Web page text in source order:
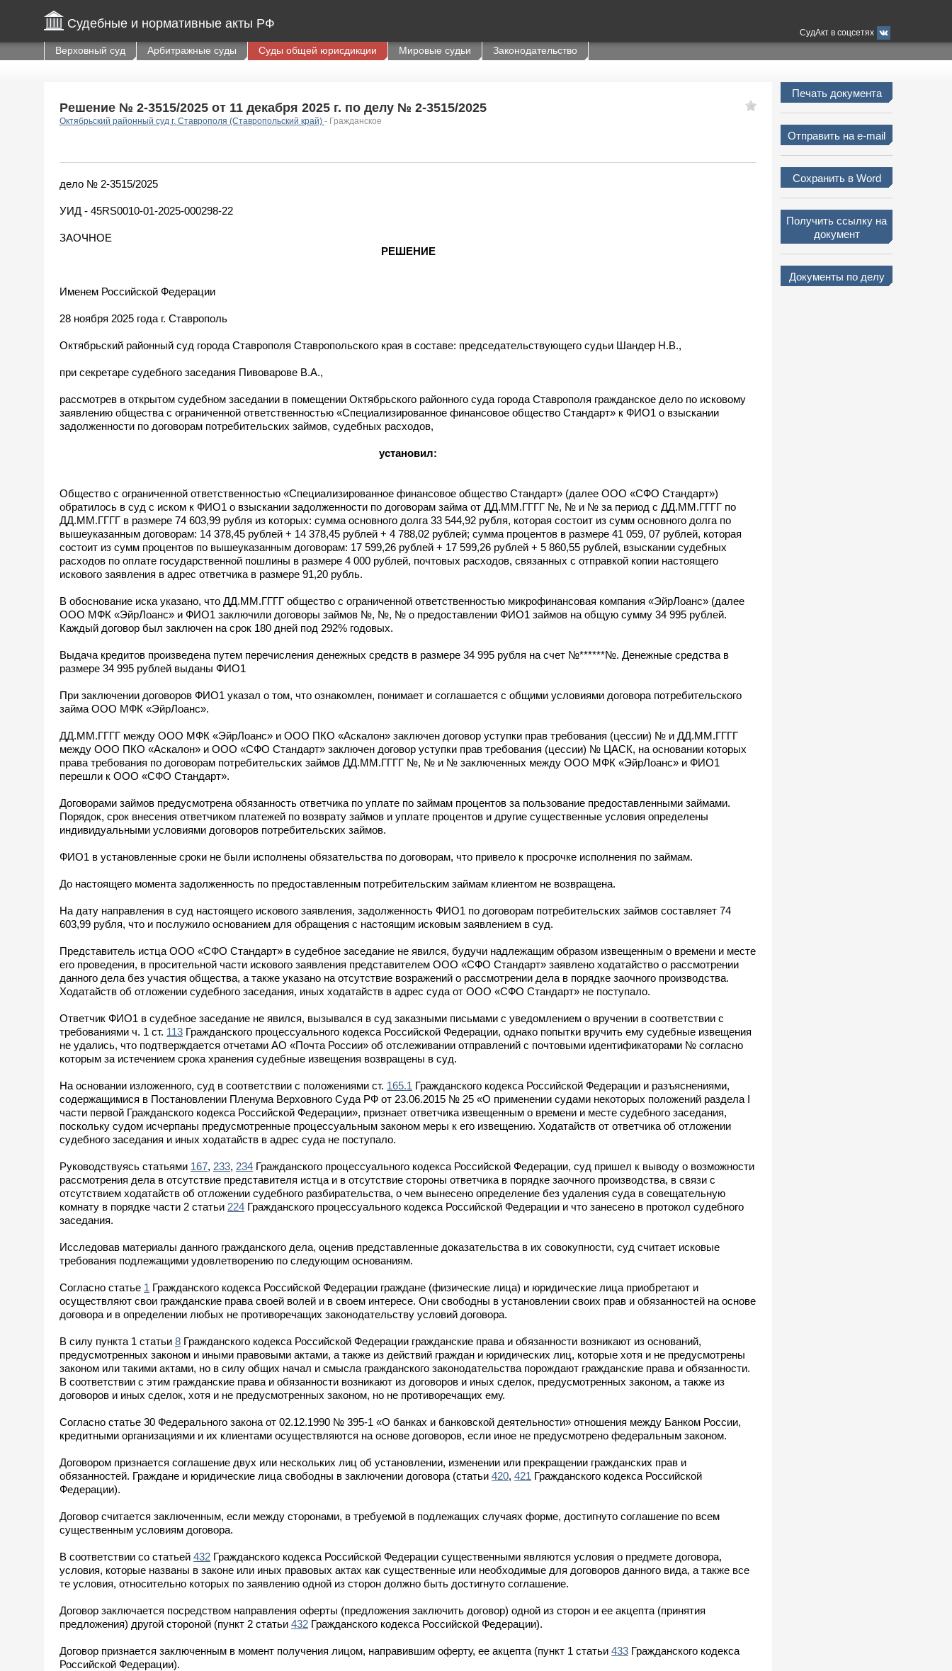
Судебные и нормативные акты РФ
СудАкт в соцсетях
Верховный суд Арбитражные суды Суды общей юрисдикции Мировые судьи Законодательство
Решение № 2-3515/2025 от 11 декабря 2025 г. по делу № 2-3515/2025
Октябрьский районный суд г. Ставрополя (Ставропольский край) - Гражданское
дело № 2-3515/2025
УИД - 45RS0010-01-2025-000298-22
ЗАОЧНОЕ
РЕШЕНИЕ
Именем Российской Федерации
28 ноября 2025 года г. Ставрополь
Октябрьский районный суд города Ставрополя Ставропольского края в составе: председательствующего судьи Шандер Н.В.,
при секретаре судебного заседания Пивоварове В.А.,
рассмотрев в открытом судебном заседании в помещении Октябрьского районного суда города Ставрополя гражданское дело по исковому
заявлению общества с ограниченной ответственностью «Специализированное финансовое общество Стандарт» к ФИО1 о взыскании
задолженности по договорам потребительских займов, судебных расходов,
установил:
Общество с ограниченной ответственностью «Специализированное финансовое общество Стандарт» (далее ООО «СФО Стандарт»)
обратилось в суд с иском к ФИО1 о взыскании задолженности по договорам займа от ДД.ММ.ГГГГ №, № и № за период с ДД.ММ.ГГГГ по
ДД.ММ.ГГГГ в размере 74 603,99 рубля из которых: сумма основного долга 33 544,92 рубля, которая состоит из сумм основного долга по
вышеуказанным договорам: 14 378,45 рублей + 14 378,45 рублей + 4 788,02 рублей; сумма процентов в размере 41 059, 07 рублей, которая
состоит из сумм процентов по вышеуказанным договорам: 17 599,26 рублей + 17 599,26 рублей + 5 860,55 рублей, взыскании судебных
расходов по оплате государственной пошлины в размере 4 000 рублей, почтовых расходов, связанных с отправкой копии настоящего
искового заявления в адрес ответчика в размере 91,20 рубль.
В обоснование иска указано, что ДД.ММ.ГГГГ общество с ограниченной ответственностью микрофинансовая компания «ЭйрЛоанс» (далее
ООО МФК «ЭйрЛоанс» и ФИО1 заключили договоры займов №, №, № о предоставлении ФИО1 займов на общую сумму 34 995 рублей.
Каждый договор был заключен на срок 180 дней под 292% годовых.
Выдача кредитов произведена путем перечисления денежных средств в размере 34 995 рубля на счет №******№. Денежные средства в
размере 34 995 рублей выданы ФИО1
При заключении договоров ФИО1 указал о том, что ознакомлен, понимает и соглашается с общими условиями договора потребительского
займа ООО МФК «ЭйрЛоанс».
ДД.ММ.ГГГГ между ООО МФК «ЭйрЛоанс» и ООО ПКО «Аскалон» заключен договор уступки прав требования (цессии) № и ДД.ММ.ГГГГ
между ООО ПКО «Аскалон» и ООО «СФО Стандарт» заключен договор уступки прав требования (цессии) № ЦАСК, на основании которых
права требования по договорам потребительских займов ДД.ММ.ГГГГ №, № и № заключенных между ООО МФК «ЭйрЛоанс» и ФИО1
перешли к ООО «СФО Стандарт».
Договорами займов предусмотрена обязанность ответчика по уплате по займам процентов за пользование предоставленными займами.
Порядок, срок внесения ответчиком платежей по возврату займов и уплате процентов и другие существенные условия определены
индивидуальными условиями договоров потребительских займов.
ФИО1 в установленные сроки не были исполнены обязательства по договорам, что привело к просрочке исполнения по займам.
До настоящего момента задолженность по предоставленным потребительским займам клиентом не возвращена.
На дату направления в суд настоящего искового заявления, задолженность ФИО1 по договорам потребительских займов составляет 74
603,99 рубля, что и послужило основанием для обращения с настоящим исковым заявлением в суд.
Представитель истца ООО «СФО Стандарт» в судебное заседание не явился, будучи надлежащим образом извещенным о времени и месте
его проведения, в просительной части искового заявления представителем ООО «СФО Стандарт» заявлено ходатайство о рассмотрении
данного дела без участия общества, а также указано на отсутствие возражений о рассмотрении дела в порядке заочного производства.
Ходатайств об отложении судебного заседания, иных ходатайств в адрес суда от ООО «СФО Стандарт» не поступало.
Ответчик ФИО1 в судебное заседание не явился, вызывался в суд заказными письмами с уведомлением о вручении в соответствии с
требованиями ч. 1 ст. 113 Гражданского процессуального кодекса Российской Федерации, однако попытки вручить ему судебные извещения
не удались, что подтверждается отчетами АО «Почта России» об отслеживании отправлений с почтовыми идентификаторами № согласно
которым за истечением срока хранения судебные извещения возвращены в суд.
На основании изложенного, суд в соответствии с положениями ст. 165.1 Гражданского кодекса Российской Федерации и разъяснениями,
содержащимися в Постановлении Пленума Верховного Суда РФ от 23.06.2015 № 25 «О применении судами некоторых положений раздела I
части первой Гражданского кодекса Российской Федерации», признает ответчика извещенным о времени и месте судебного заседания,
поскольку судом исчерпаны предусмотренные процессуальным законом меры к его извещению. Ходатайств от ответчика об отложении
судебного заседания и иных ходатайств в адрес суда не поступало.
Руководствуясь статьями 167, 233, 234 Гражданского процессуального кодекса Российской Федерации, суд пришел к выводу о возможности
рассмотрения дела в отсутствие представителя истца и в отсутствие стороны ответчика в порядке заочного производства, в связи с
отсутствием ходатайств об отложении судебного разбирательства, о чем вынесено определение без удаления суда в совещательную
комнату в порядке части 2 статьи 224 Гражданского процессуального кодекса Российской Федерации и что занесено в протокол судебного
заседания.
Исследовав материалы данного гражданского дела, оценив представленные доказательства в их совокупности, суд считает исковые
требования подлежащими удовлетворению по следующим основаниям.
Согласно статье 1 Гражданского кодекса Российской Федерации граждане (физические лица) и юридические лица приобретают и
осуществляют свои гражданские права своей волей и в своем интересе. Они свободны в установлении своих прав и обязанностей на основе
договора и в определении любых не противоречащих законодательству условий договора.
В силу пункта 1 статьи 8 Гражданского кодекса Российской Федерации гражданские права и обязанности возникают из оснований,
предусмотренных законом и иными правовыми актами, а также из действий граждан и юридических лиц, которые хотя и не предусмотрены
законом или такими актами, но в силу общих начал и смысла гражданского законодательства порождают гражданские права и обязанности.
В соответствии с этим гражданские права и обязанности возникают из договоров и иных сделок, предусмотренных законом, а также из
договоров и иных сделок, хотя и не предусмотренных законом, но не противоречащих ему.
Согласно статье 30 Федерального закона от 02.12.1990 № 395-1 «О банках и банковской деятельности» отношения между Банком России,
кредитными организациями и их клиентами осуществляются на основе договоров, если иное не предусмотрено федеральным законом.
Договором признается соглашение двух или нескольких лиц об установлении, изменении или прекращении гражданских прав и
обязанностей. Граждане и юридические лица свободны в заключении договора (статьи 420, 421 Гражданского кодекса Российской
Федерации).
Договор считается заключенным, если между сторонами, в требуемой в подлежащих случаях форме, достигнуто соглашение по всем
существенным условиям договора.
В соответствии со статьей 432 Гражданского кодекса Российской Федерации существенными являются условия о предмете договора,
условия, которые названы в законе или иных правовых актах как существенные или необходимые для договоров данного вида, а также все
те условия, относительно которых по заявлению одной из сторон должно быть достигнуто соглашение.
Договор заключается посредством направления оферты (предложения заключить договор) одной из сторон и ее акцепта (принятия
предложения) другой стороной (пункт 2 статьи 432 Гражданского кодекса Российской Федерации).
Договор признается заключенным в момент получения лицом, направившим оферту, ее акцепта (пункт 1 статьи 433 Гражданского кодекса
Российской Федерации).
Печать документа
Отправить на e-mail
Сохранить в Word
Получить ссылку на
документ
Документы по делу